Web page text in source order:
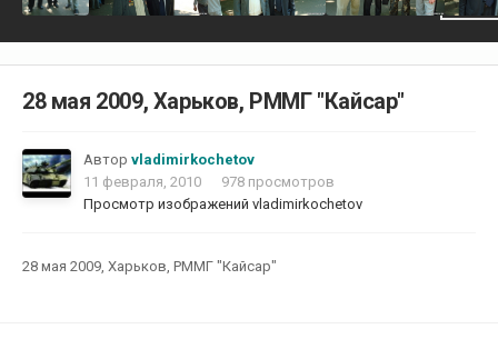
28 мая 2009, Харьков, РММГ "Кайсар"
Автор vladimirkochetov
11 февраля, 2010
978 просмотров
Просмотр изображений vladimirkochetov
28 мая 2009, Харьков, РММГ "Кайсар"